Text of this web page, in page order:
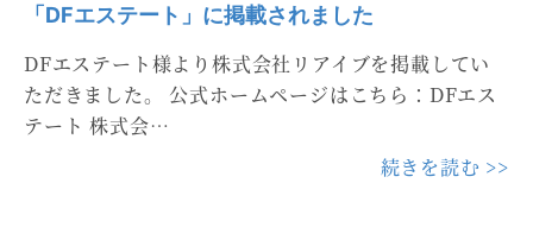
「DFエステート」に掲載されました
DFエステート様より株式会社リアイブを掲載してい
ただきました。 公式ホームページはこちら：DFエス
テート 株式会…
続きを読む >>